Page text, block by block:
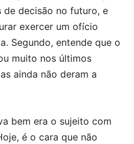
de decisão no futuro, e
exercer um ofício
Segundo, entende que o
muito nos últimos
ainda não deram a
bem era o sujeito com
é o cara que não